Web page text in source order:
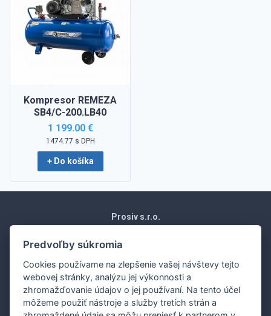
Kompresor REMEZA
SB4/C-200.LB40
1 199.00 €
1474.77 s DPH
+ Do košíka
Prosiv s.r.o.
Vráble 952 01
Obchodné podmienky
Ochrana osobných údajov
Nákup na splátky
Dodanie
Predvoľby súkromia
Cookies používame na zlepšenie vašej návštevy tejto
webovej stránky, analýzu jej výkonnosti a
zhromažďovanie údajov o jej používaní. Na tento účel
môžeme použiť nástroje a služby tretích strán a